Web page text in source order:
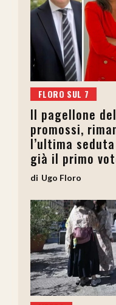
FLORO SUL 7
Il pagellone
promossi,
l’ultima
già il primo
Ugo Floro